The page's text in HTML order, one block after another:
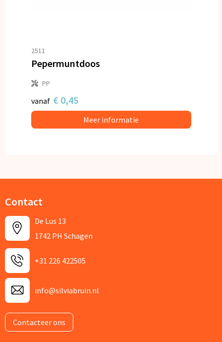
2511
Pepermuntdoos
PP
vanaf € 0,45
Meer informatie
Contact
De Lus 13
1742 PH Schagen
+31 226 422505
info@silviabruin.nl
Contacteer ons